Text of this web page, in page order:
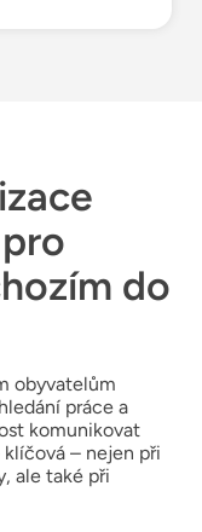
do
obyvatelům
práce a
komunikovat
– nejen při
ale také při